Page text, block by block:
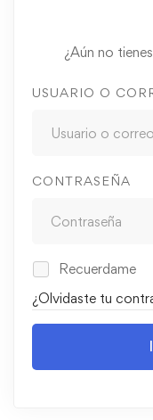
¿Aún no
USUARIO O
CONTRASEÑA
Recuerdame
¿Olvidaste tu